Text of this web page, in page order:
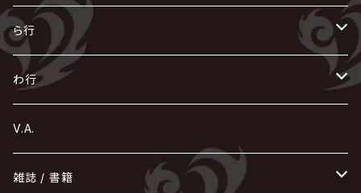
Azavana
Acid Black Cherry
イビツ マル
色々な十字架
168 / 葵-168-
UCHUSENTAI:NOIZ / 宇宙戦隊NOIZ
LM.C
えんそく
陰陽座
CASCADE
the GazettE
GOTCHAROCKA
ギャロ
清春
KIRITO / キリト
己龍
GLAY
gremlins
GREN / グレン
黒夢
Kra
ゴールデンボンバー
コドモドラゴン
さくら前線
Sadie
XANVALA
J
-真天地開闢集団-ジグザグ
Sick²
ジグソウ
Scarlet Valse
SUGIZO
SCAPEGOAT
零[Hz]
仙台貨物
SOPHIA
ZOMBIE / ぞんび
TAKURO
DazzlingBAD
DADAROMA
逹瑯
D
DIAURA
と
東京花嫁
Tourbillon
NICOLAS
nurié
ね
NETH PRIERE CAIN
NEVERLAND
の
NoGoD
NOCTURNAL BLOODLUST
H.U.G
BUCK-TICK
HERO
美炎-BIEN-
ふ
Far East Dizain
Fatüm
へ
BabyKingdom
THE BEETHOVEN
ほ
POIDOL
THE MICRO HEAD 4N'S
MAO / マオ from SID
み
未完成アリス
ミスイ
む
MUCC / ムック
め
メトロノーム
も
や
ヤミテラ / 外道反逆者ヤミテラ
ゆ
YUKIYA / 藤田幸也
ユナイト
よ
ら行
ら
rice
Rides In ReVellion
り
Leetspeak monsters
る
わ行
わ
wyse
V.A.
雑誌 / 書籍